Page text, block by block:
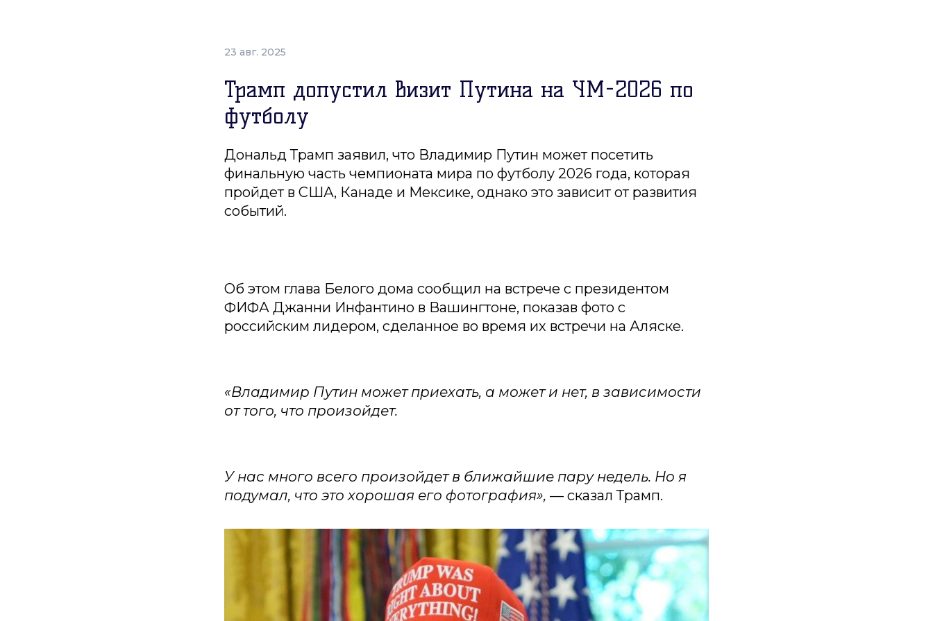
23 авг. 2025
Трамп допустил визит Путина на ЧМ-2026 по
футболу
Дональд Трамп заявил, что Владимир Путин может посетить
финальную часть чемпионата мира по футболу 2026 года, которая
пройдет в США, Канаде и Мексике, однако это зависит от развития
событий.
Об этом глава Белого дома сообщил на встрече с президентом
ФИФА Джанни Инфантино в Вашингтоне, показав фото с
российским лидером, сделанное во время их встречи на Аляске.
«Владимир Путин может приехать, а может и нет, в зависимости
от того, что произойдет.
У нас много всего произойдет в ближайшие пару недель. Но я
подумал, что это хорошая его фотография», — сказал Трамп.